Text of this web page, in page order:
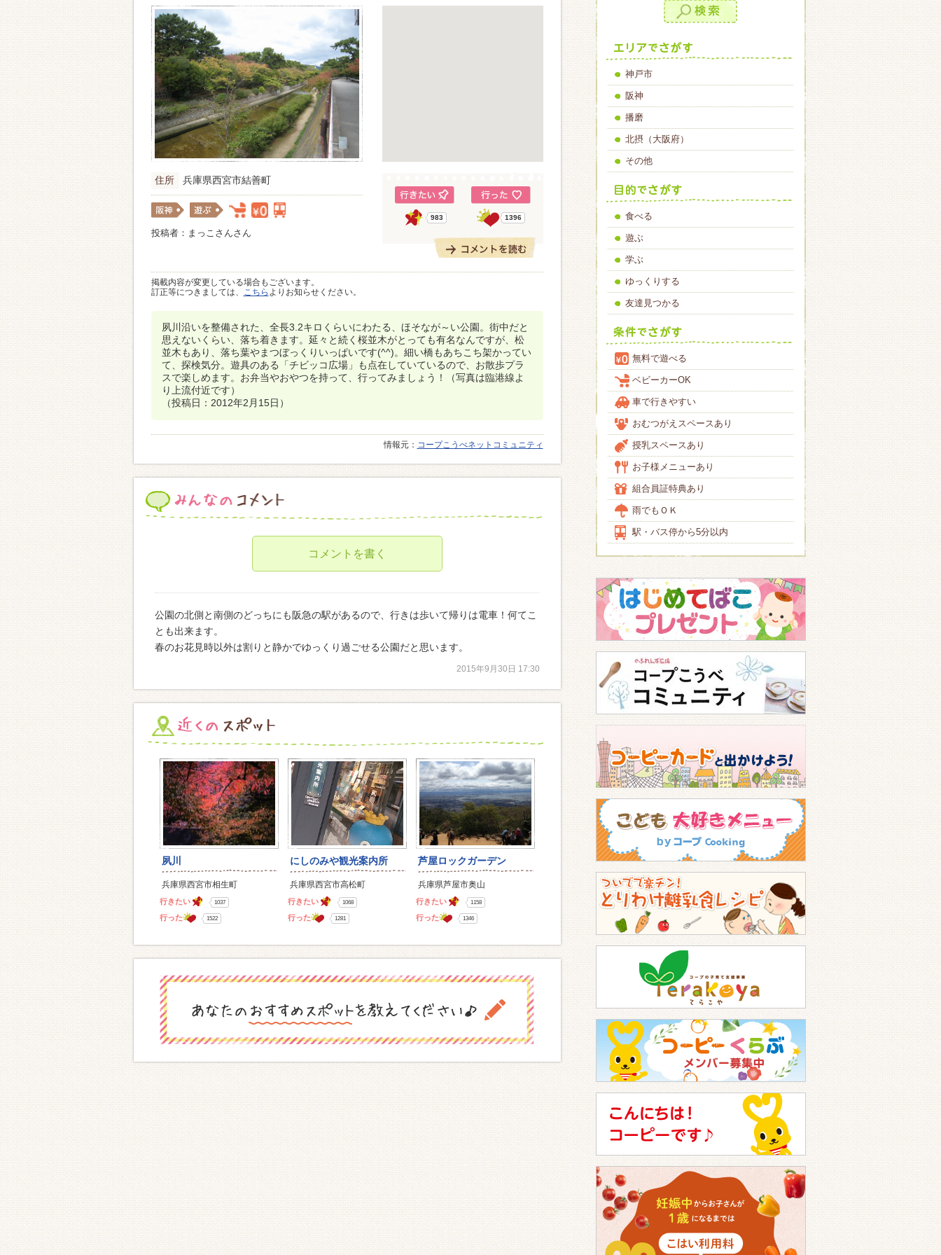
住所 兵庫県西宮市結善町
投稿者：まっこさんさん
983 1396
掲載内容が変更している場合もございます。
訂正等につきましては、
こちら よりお知らせください。
夙川沿いを整備された、全長3.2キロくらいにわたる、ほそなが～い公園。街中だと
思えないくらい、落ち着きます。延々と続く桜並木がとっても有名なんですが、松
並木もあり、落ち葉やまつぼっくりいっぱいです(^^)。細い橋もあちこち架かってい
て、探検気分。遊具のある「チビッコ広場」も点在していているので、お散歩プラ
スで楽しめます。お弁当やおやつを持って、行ってみましょう！（写真は臨港線よ
り上流付近です）
（投稿日：2012年2月15日）
情報元： コープこうべネットコミュニティ
コメントを書く
公園の北側と南側のどっちにも阪急の駅があるので、行きは歩いて帰りは電車！何てこ
とも出来ます。
春のお花見時以外は割りと静かでゆっくり過ごせる公園だと思います。
2015年9月30日 17:30
夙川
兵庫県西宮市相生町
行きたい 1037
行った 1522
にしのみや観光案内所
兵庫県西宮市高松町
行きたい 1068
行った 1281
芦屋ロックガーデン
兵庫県芦屋市奥山
行きたい 1158
行った 1346
神戸市
阪神
播磨
北摂（大阪府）
その他
食べる
遊ぶ
学ぶ
ゆっくりする
友達見つかる
無料で遊べる
ベビーカーOK
車で行きやすい
おむつがえスペースあり
授乳スペースあり
お子様メニューあり
組合員証特典あり
雨でもＯＫ
駅・バス停から5分以内